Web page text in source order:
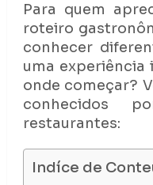
Para quem
roteiro
conhecer
uma
onde começar?
conhecidos
restaurantes:
Indíce de